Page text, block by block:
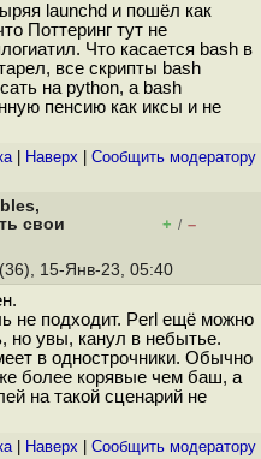
launchd и пошёл как
Поттеринг тут не
Что касается bash в
все скрипты bash
на python, а bash
пенсию как иксы и не
| Наверх Cообщить модератору
свои
+ / –
(36), 15-Янв-23, 05:40
не подходит. Perl ещё можно
но увы, канул в небытье.
в однострочники. Обычно
более корявые чем баш, а
на такой сценарий не
| Наверх Cообщить модератору